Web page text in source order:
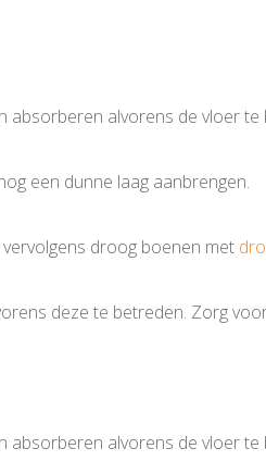
absorberen alvorens de vloer
een dunne laag aanbrengen.
droog boenen met
deze te betreden. Zorg
absorberen alvorens de vloer